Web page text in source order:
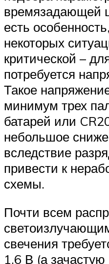
времязадающей
есть
некоторых
критической –
потребуется
Такое
минимум трех
батарей или
небольшое
вследствие
привести к
схемы.
Почти всем
свечения
1,6 В (а